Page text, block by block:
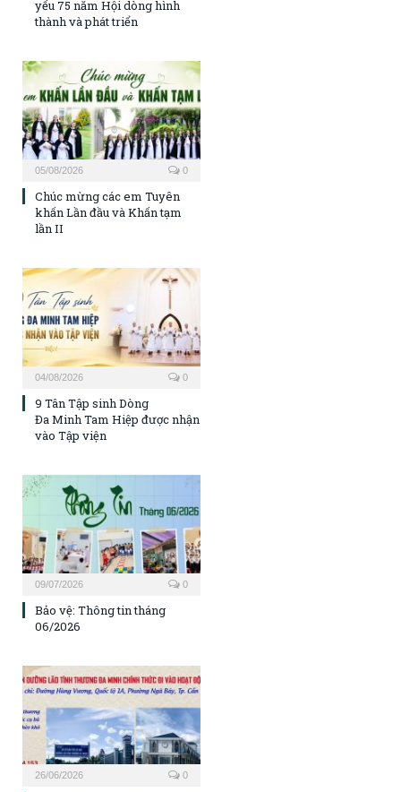
yếu 75 năm Hội dòng hình
thành và phát triển
05/08/2026 0
Chúc mừng các em Tuyên
khấn Lần đầu và Khấn tạm
lần II
04/08/2026 0
9 Tân Tập sinh Dòng
Đa Minh Tam Hiệp được nhận
vào Tập viện
09/07/2026 0
Bảo vệ: Thông tin tháng
06/2026
26/06/2026 0